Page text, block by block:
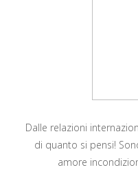
Dalle relazioni
di quanto si pensi!
amore